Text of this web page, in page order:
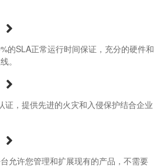
的SLA正常运行时间保证，充分的硬件和
。
证，提供先进的火灾和入侵保护结合企业
允许您管理和扩展现有的产品，不需要